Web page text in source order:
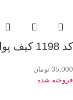
کد 1198 کیف پول-مدارک طرح هوگو باس
35,000 تومان
فروخته شده